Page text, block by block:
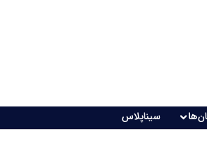
سیناپلاس